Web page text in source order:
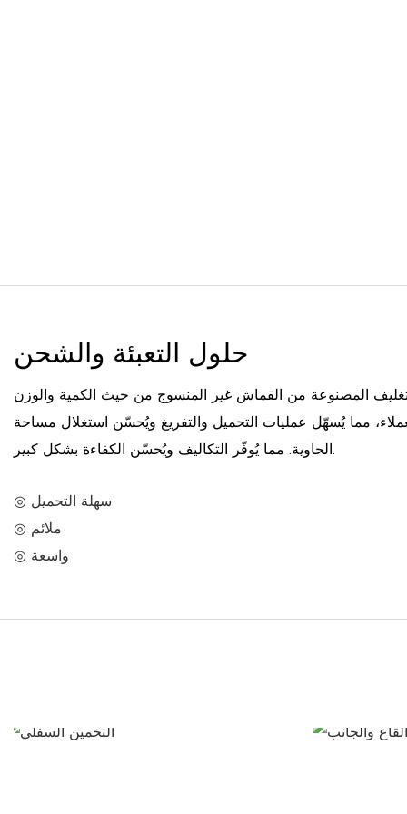
حلول التعبئة والشحن
المصنوعة من القماش غير المنسوج من حيث الكمية والوزن
مما يُسهّل عمليات التحميل والتفريغ ويُحسّن استغلال مساحة
الحاوية. مما يُوفّر التكاليف ويُحسّن الكفاءة بشكل كبير.
◎ سهلة التحميل
◎ ملائم
◎ واسعة